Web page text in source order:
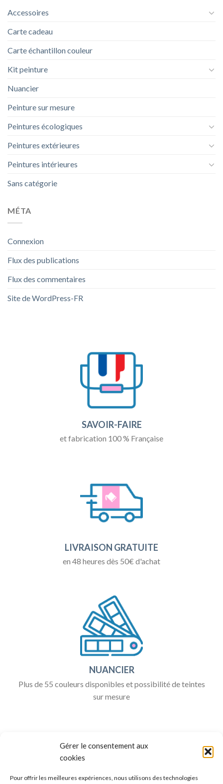
Gérer le consentement aux
cookies
Pour offrir les meilleures expériences, nous utilisons des technologies
Accessoires
Carte cadeau
Carte échantillon couleur
Kit peinture
Nuancier
Peinture sur mesure
Peintures écologiques
Peintures extérieures
Peintures intérieures
Sans catégorie
MÉTA
Connexion
Flux des publications
Flux des commentaires
Site de WordPress-FR
SAVOIR-FAIRE
et fabrication 100 % Française
LIVRAISON GRATUITE
en 48 heures dès 50€ d'achat
NUANCIER
Plus de 55 couleurs disponibles et possibilité de teintes
sur mesure